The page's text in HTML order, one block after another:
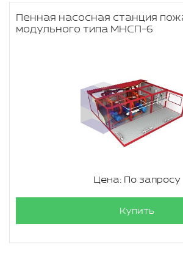
Пенная насосная станция
модульного типа МНСП-6
Цена: По запросу
Купить